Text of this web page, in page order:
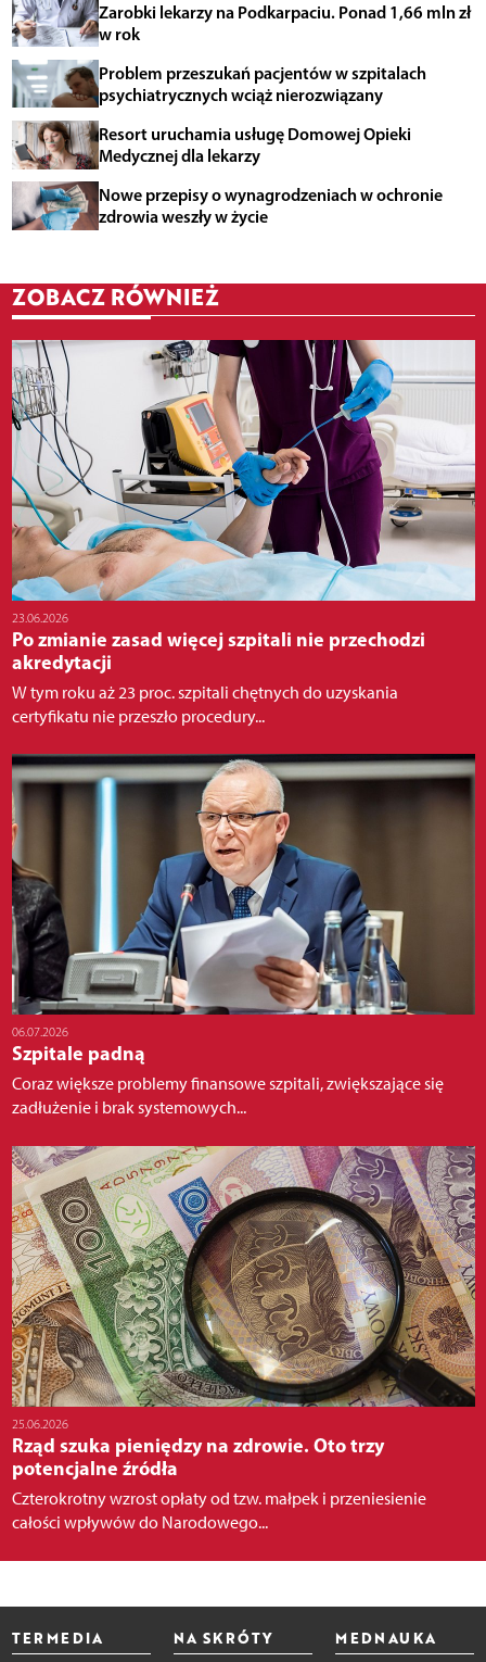
Zarobki lekarzy na Podkarpaciu. Ponad 1,66 mln zł
w rok
Problem przeszukań pacjentów w szpitalach
psychiatrycznych wciąż nierozwiązany
Resort uruchamia usługę Domowej Opieki
Medycznej dla lekarzy
Nowe przepisy o wynagrodzeniach w ochronie
zdrowia weszły w życie
ZOBACZ RÓWNIEŻ
23.06.2026
Po zmianie zasad więcej szpitali nie przechodzi
akredytacji
W tym roku aż 23 proc. szpitali chętnych do uzyskania
certyfikatu nie przeszło procedury...
06.07.2026
Szpitale padną
Coraz większe problemy finansowe szpitali, zwiększające się
zadłużenie i brak systemowych...
25.06.2026
Rząd szuka pieniędzy na zdrowie. Oto trzy
potencjalne źródła
Czterokrotny wzrost opłaty od tzw. małpek i przeniesienie
całości wpływów do Narodowego...
TERMEDIA NA SKRÓTY MEDNAUKA